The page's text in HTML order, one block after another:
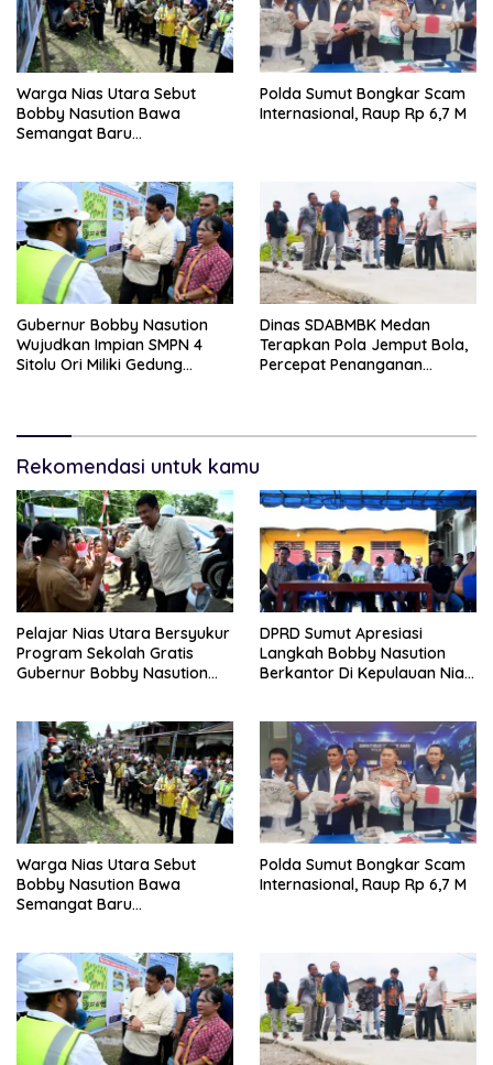
Warga Nias Utara Sebut
Bobby Nasution Bawa
Semangat Baru
Polda Sumut Bongkar Scam
Internasional, Raup Rp 6,7 M
Gubernur Bobby Nasution
Wujudkan Impian SMPN 4
Sitolu Ori Miliki Gedung
Dinas SDABMBK Medan
Terapkan Pola Jemput Bola,
Percepat Penanganan
Rekomendasi untuk kamu
Pelajar Nias Utara Bersyukur
Program Sekolah Gratis
Gubernur Bobby Nasution
DPRD Sumut Apresiasi
Langkah Bobby Nasution
Berkantor Di Kepulauan Nias,
Warga Nias Utara Sebut
Bobby Nasution Bawa
Semangat Baru
Polda Sumut Bongkar Scam
Internasional, Raup Rp 6,7 M